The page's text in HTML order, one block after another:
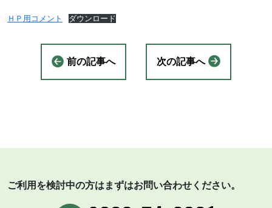
ＨＰ用コメント ダウンロード
前の記事へ 次の記事へ
ご利用を検討中の方はまずはお問い合わせください。